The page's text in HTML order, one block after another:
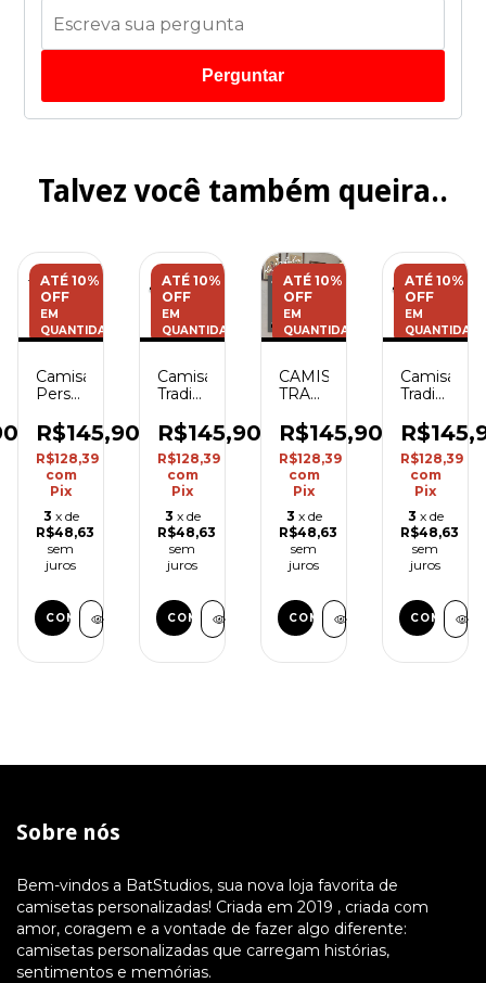
Perguntar
Talvez você também queira..
ATÉ 10%
OFF
EM
QUANTIDADE
Camisa
Personalizada
You
R$145,90
R$128,39
com
Pix
3 x de
R$48,63
sem
juros
COMPRAR
ATÉ 10%
OFF
EM
QUANTIDADE
Camisa
Tradicional
Invencível
- Mark
Grayson
R$145,90
R$128,39
com
Pix
3 x de
R$48,63
sem
juros
COMPRAR
ATÉ 10%
OFF
EM
QUANTIDADE
CAMISA
TRADICIONAL
ALVINEGRA
R$145,90
R$128,39
com
Pix
3 x de
R$48,63
sem
juros
COMPRAR
ATÉ 10%
OFF
EM
Camisa
Tradicional
Jr -
Jogo
Bonito
R$128,39
com
Pix
3 x de
R$48,63
sem
juros
COMPRAR
Sobre nós
Bem-vindos a BatStudios, sua nova loja favorita de
camisetas personalizadas! Criada em 2019 , criada com
amor, coragem e a vontade de fazer algo diferente:
camisetas personalizadas que carregam histórias,
sentimentos e memórias.